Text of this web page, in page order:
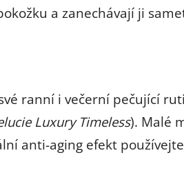
a zanechávají ji
ranní i večerní pečující
Luxury Timeless). Malé
anti-aging efekt